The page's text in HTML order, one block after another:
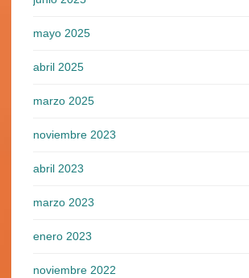
mayo 2025
abril 2025
marzo 2025
noviembre 2023
abril 2023
marzo 2023
enero 2023
noviembre 2022